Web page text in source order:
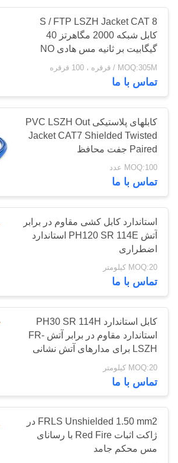
کابل کواکسیال CCTV
کابل کواکسیال CATV
فرستنده و گیرنده
فیبر نوری
30
کابینت و قفسه
105
S / FTP LSZH Jacket CAT 8
کابل شبکه 2000 مگاهرتز 40
گیگابیت بر ثانیه مس هادی NO
7112436
MOQ:305M / قرقره ، 100 قرقره
تماس با ما
کابلهای پلاستیکی PVC LSZH Out
Jacket CAT7 Shielded Twisted
Paired جفت محافظ
MOQ:100 عدد
تماس با ما
استاندارد کابل کشی مقاوم در برابر
آتش PH120 SR 114E استاندارد
اضطراری
MOQ:20 کیلومتر
تماس با ما
کابل استاندارد PH30 SR 114H
استاندارد مقاوم در برابر آتش FR-
LSZH برای مدارهای آتش نشانی
MOQ:20 کیلومتر
تماس با ما
FRLS Unshielded 1.50 mm2 در
ژاکت اثبات Red Fire با رسانای
مس محکم جامد